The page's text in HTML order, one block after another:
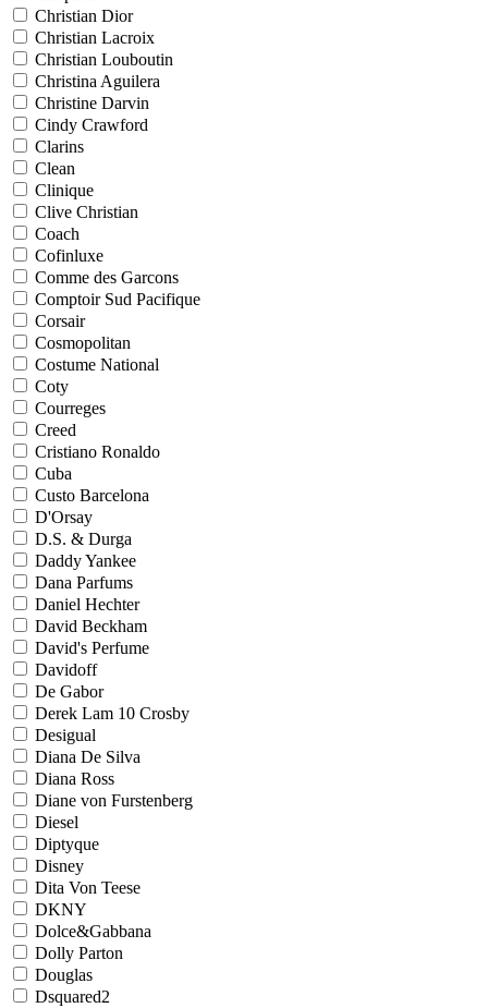
Christian Dior
Christian Lacroix
Christian Louboutin
Christina Aguilera
Christine Darvin
Cindy Crawford
Clarins
Clean
Clinique
Clive Christian
Coach
Cofinluxe
Comme des Garcons
Comptoir Sud Pacifique
Corsair
Cosmopolitan
Costume National
Coty
Courreges
Creed
Cristiano Ronaldo
Cuba
Custo Barcelona
D'Orsay
D.S. & Durga
Daddy Yankee
Dana Parfums
Daniel Hechter
David Beckham
David's Perfume
Davidoff
De Gabor
Derek Lam 10 Crosby
Desigual
Diana De Silva
Diana Ross
Diane von Furstenberg
Diesel
Diptyque
Disney
Dita Von Teese
DKNY
Dolce&Gabbana
Dolly Parton
Douglas
Dsquared2